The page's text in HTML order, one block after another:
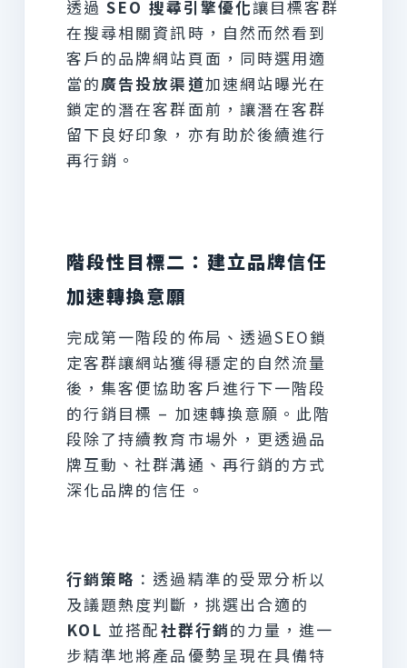
透過SEO 搜尋引擎優化讓目標客群
在搜尋相關資訊時，自然而然看到
客戶的品牌網站頁面，同時選用適
當的廣告投放渠道加速網站曝光在
鎖定的潛在客群面前，讓潛在客群
留下良好印象，亦有助於後續進行
再行銷。
階段性目標二：建立品牌信任
加速轉換意願
完成第一階段的佈局、透過SEO鎖
定客群讓網站獲得穩定的自然流量
後，集客便協助客戶進行下一階段
的行銷目標 – 加速轉換意願。此階
段除了持續教育市場外，更透過品
牌互動、社群溝通、再行銷的方式
深化品牌的信任。
行銷策略 ：透過精準的受眾分析以
及議題熱度判斷，挑選出合適的
KOL 並搭配社群行銷的力量，進一
步精準地將產品優勢呈現在具備特